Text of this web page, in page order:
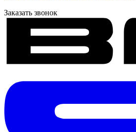
Заказать звонок